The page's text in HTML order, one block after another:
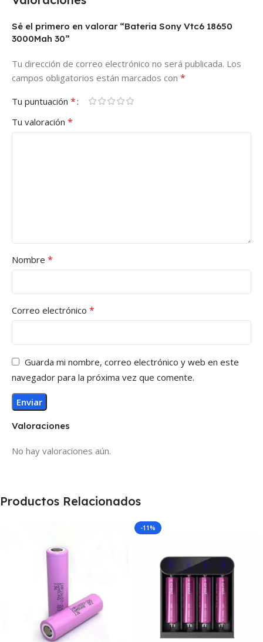
Valoraciones
No hay valoraciones aún.
Sé el primero en valorar “Bateria Sony Vtc6 18650
3000Mah 30”
Tu dirección de correo electrónico no será publicada. Los
campos obligatorios están marcados con *
Tu puntuación *
Tu valoración *
Nombre *
Correo electrónico *
Guarda mi nombre, correo electrónico y web en este
navegador para la próxima vez que comente.
Productos Relacionados
-11%